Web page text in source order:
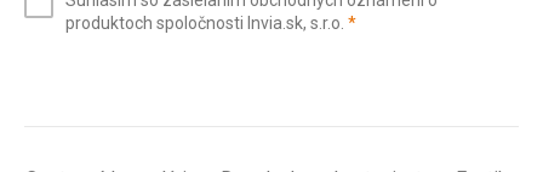
(povinné)
produktoch spoločnosti Invia.sk, s.r.o. *(povinné)